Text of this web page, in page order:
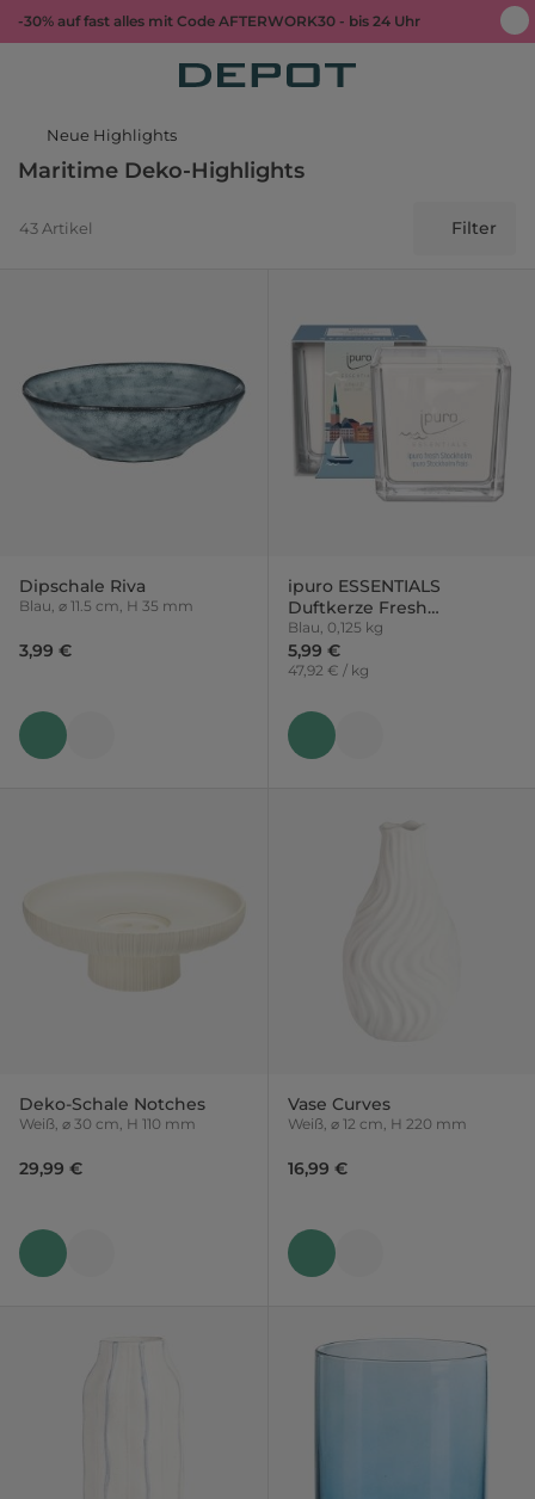
-30% auf fast alles mit Code AFTERWORK30 - bis 24 Uhr
Neue Highlights
Maritime Deko-Highlights
43 Artikel Filter
Dipschale Riva
Blau, ⌀ 11.5 cm, H 35 mm
3,99 €
ipuro ESSENTIALS
Duftkerze Fresh
Stockholm
Blau, 0,125 kg
5,99 €
47,92 € / kg
Deko-Schale Notches
Weiß, ⌀ 30 cm, H 110 mm
29,99 €
Vase Curves
Weiß, ⌀ 12 cm, H 220 mm
16,99 €